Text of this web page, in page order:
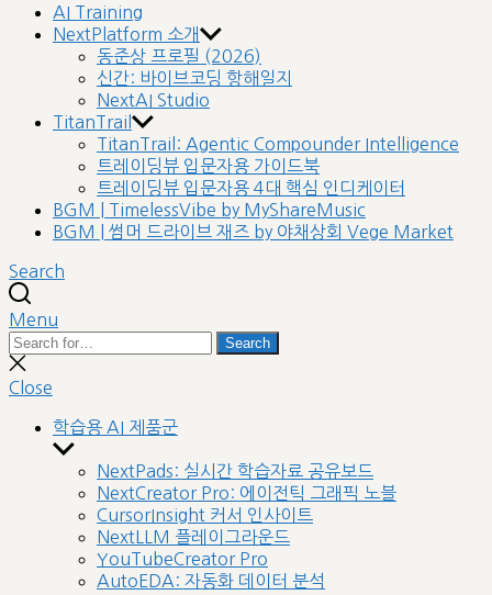
AI Training
NextPlatform 소개
동준상 프로필 (2026)
신간: 바이브코딩 항해일지
NextAI Studio
TitanTrail
TitanTrail: Agentic Compounder Intelligence
트레이딩뷰 입문자용 가이드북
트레이딩뷰 입문자용 4대 핵심 인디케이터
BGM | TimelessVibe by MyShareMusic
BGM | 썸머 드라이브 재즈 by 야채상회 Vege Market
Search
Menu
Search
for:
Search
Close
search
Close
학습용 AI 제품군
Show
sub
menu
NextPads: 실시간 학습자료 공유보드
NextCreator Pro: 에이전틱 그래픽 노블
CursorInsight 커서 인사이트
NextLLM 플레이그라운드
YouTubeCreator Pro
AutoEDA: 자동화 데이터 분석